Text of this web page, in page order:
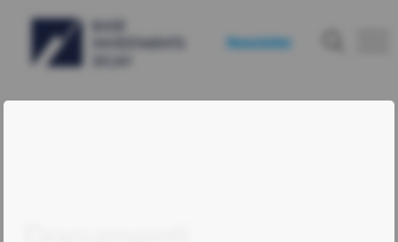
Newsletter